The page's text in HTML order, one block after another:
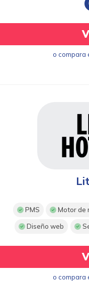
o compara
PMS Motor de
Diseño web
o compara